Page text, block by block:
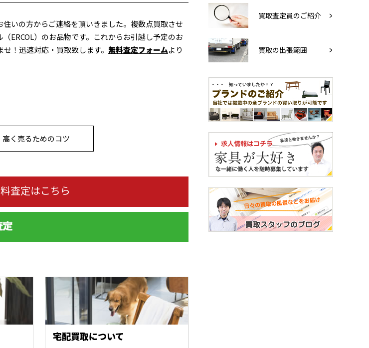
いの方からご連絡を頂いきました。複数点買取させ
ERCOL）のお品物です。これからお引越し予定のお
！迅速対応・買取致します。 無料査定フォームより
高く売るためのコツ
査定はこちら
宅配買取について
買取査定員のご紹介
買取の出張範囲